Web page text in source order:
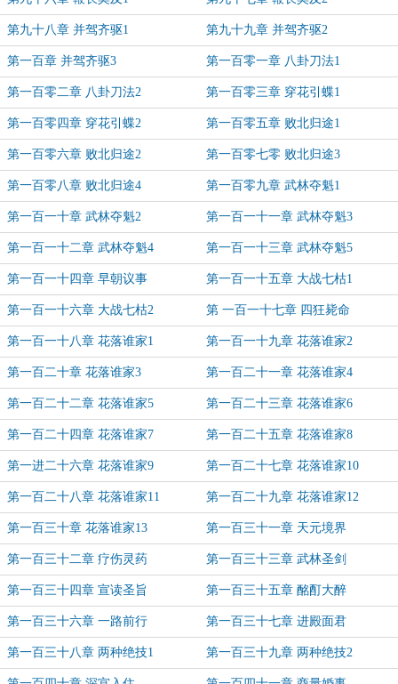
第九十八章 并驾齐驱1 第九十九章 并驾齐驱2
第一百章 并驾齐驱3 第一百零一章 八卦刀法1
第一百零二章 八卦刀法2 第一百零三章 穿花引蝶1
第一百零四章 穿花引蝶2 第一百零五章 败北归途1
第一百零六章 败北归途2 第一百零七零 败北归途3
第一百零八章 败北归途4 第一百零九章 武林夺魁1
第一百一十章 武林夺魁2 第一百一十一章 武林夺魁3
第一百一十二章 武林夺魁4 第一百一十三章 武林夺魁5
第一百一十四章 早朝议事 第一百一十五章 大战七枯1
第一百一十六章 大战七枯2 第 一百一十七章 四狂毙命
第一百一十八章 花落谁家1 第一百一十九章 花落谁家2
第一百二十章 花落谁家3 第一百二十一章 花落谁家4
第一百二十二章 花落谁家5 第一百二十三章 花落谁家6
第一百二十四章 花落谁家7 第一百二十五章 花落谁家8
第一进二十六章 花落谁家9 第一百二十七章 花落谁家10
第一百二十八章 花落谁家11 第一百二十九章 花落谁家12
第一百三十章 花落谁家13 第一百三十一章 天元境界
第一百三十二章 疗伤灵药 第一百三十三章 武林圣剑
第一百三十四章 宣读圣旨 第一百三十五章 酩酊大醉
第一百三十六章 一路前行 第一百三十七章 进殿面君
第一百三十八章 两种绝技1 第一百三十九章 两种绝技2